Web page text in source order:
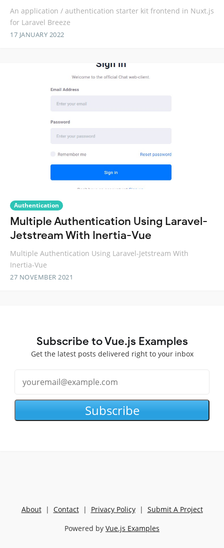
An application / authentication starter kit frontend in Nuxt.js
for Laravel Breeze
17 JANUARY 2022
Authentication
Multiple Authentication Using Laravel-
Jetstream With Inertia-Vue
Multiple Authentication Using Laravel-Jetstream With
Inertia-Vue
27 NOVEMBER 2021
Subscribe to Vue.js Examples
Get the latest posts delivered right to your inbox
Subscribe
About| Contact| Privacy Policy| Submit A Project
Powered by Vue.js Examples